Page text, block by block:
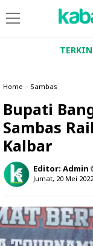
Home » Sambas
Bupati
Sambas
Kalbar
Editor: Admin
Jumat, 20 Mei